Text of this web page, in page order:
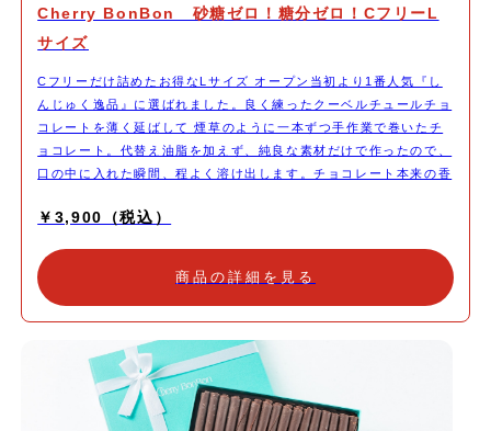
Cherry BonBon 砂糖ゼロ！糖分ゼロ！CフリーL
サイズ
Cフリーだけ詰めたお得なLサイズ オープン当初より1番人気『し
んじゅく逸品』に選ばれました。良く練ったクーベルチュールチョ
コレートを薄く延ばして 煙草のように一本ずつ手作業で巻いたチ
ョコレート。代替え油脂を加えず、純良な素材だけで作ったので、
口の中に入れた瞬間、程よく溶け出します。チョコレート本来の香
￥3,900（税込）
商品の詳細を見る